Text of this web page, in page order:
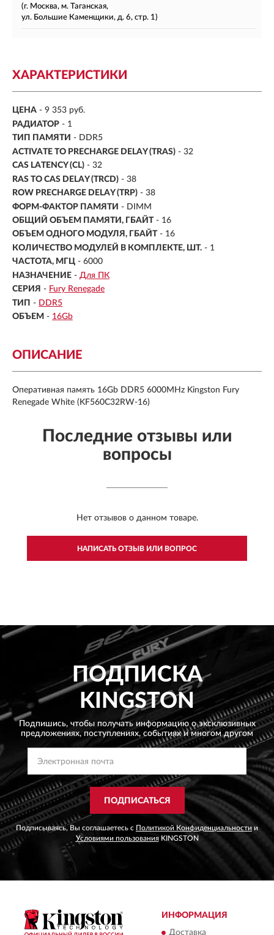
(г. Москва, м. Таганская,
ул. Большие Каменщики, д. 6, стр. 1)
ХАРАКТЕРИСТИКИ
ЦЕНА - 9 353 руб.
РАДИАТОР - 1
ТИП ПАМЯТИ - DDR5
ACTIVATE TO PRECHARGE DELAY (TRAS) - 32
CAS LATENCY (CL) - 32
RAS TO CAS DELAY (TRCD) - 38
ROW PRECHARGE DELAY (TRP) - 38
ФОРМ-ФАКТОР ПАМЯТИ - DIMM
ОБЩИЙ ОБЪЕМ ПАМЯТИ, ГБАЙТ - 16
ОБЪЕМ ОДНОГО МОДУЛЯ, ГБАЙТ - 16
КОЛИЧЕСТВО МОДУЛЕЙ В КОМПЛЕКТЕ, ШТ. - 1
ЧАСТОТА, МГЦ - 6000
НАЗНАЧЕНИЕ - Для ПК
СЕРИЯ - Fury Renegade
ТИП - DDR5
ОБЪЕМ - 16Gb
ОПИСАНИЕ
Оперативная память 16Gb DDR5 6000MHz Kingston Fury
Renegade White (KF560C32RW-16)
Последние отзывы или
вопросы
Нет отзывов о данном товаре.
НАПИСАТЬ ОТЗЫВ ИЛИ ВОПРОС
ПОДПИСКА
KINGSTON
Подпишись, чтобы получать информацию о эксклюзивных
предложениях, поступлениях, событиях и многом другом
ПОДПИСАТЬСЯ
Подписываясь, Вы соглашаетесь с Политикой Конфиденциальности и
Условиями пользованияKINGSTON
ИНФОРМАЦИЯ
Доставка